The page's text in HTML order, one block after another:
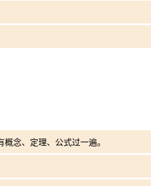
念、定理、公式过一遍。